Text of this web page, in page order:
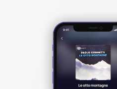
The Captive Dove.
Winter Stores.
Self-Congratulation.
The Missionary.